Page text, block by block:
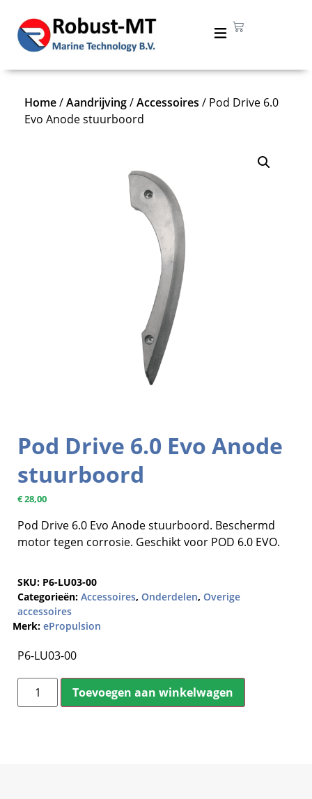
Pod Drive 6.0 Evo Anode
stuurboord
€28,00
Pod Drive 6.0 Evo Anode stuurboord. Beschermd
motor tegen corrosie. Geschikt voor POD 6.0 EVO.
SKU: P6-LU03-00
Categorieën: Accessoires, Onderdelen, Overige
accessoires
Merk: ePropulsion
P6-LU03-00
Toevoegen aan winkelwagen
Home/Aandrijving/Accessoires / Pod Drive 6.0
Evo Anode stuurboord